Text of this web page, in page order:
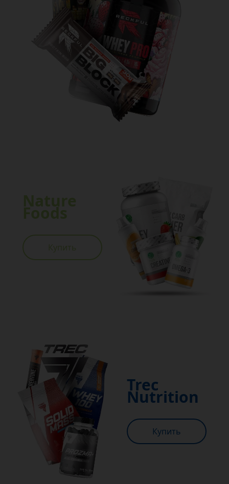
Nature
Foods
Купить
Trec
Nutrition
Купить